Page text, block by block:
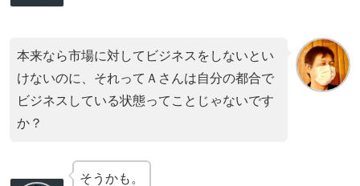
本来なら市場に対してビジネスをしないとい
けないのに、それってＡさんは自分の都合で
ビジネスしている状態ってことじゃないです
か？
そうかも。